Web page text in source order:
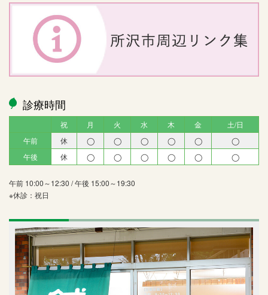
診療時間
祝 月 火 水 木 金
土/日
午前
休 ◯ ◯ ◯ ◯ ◯
◯
午後
休 ◯ ◯ ◯ ◯ ◯ ◯
午前 10:00～12:30 / 午後 15:00～19:30
※休診：祝日